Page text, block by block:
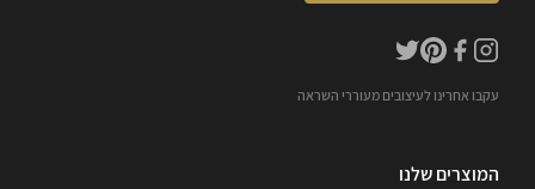
עקבו אחרינו לעיצובים מעוררי השראה
המוצרים שלנו